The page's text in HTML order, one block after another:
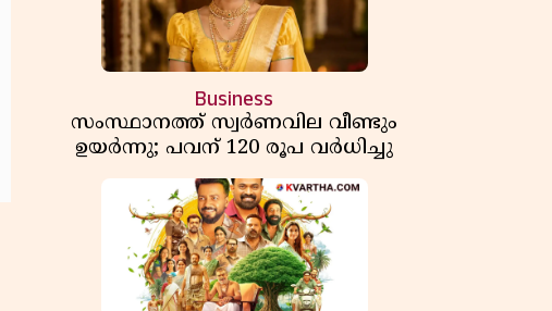
Business
സംസ്ഥാനത്ത് സ്വര്‍ണവില വീണ്ടും
ഉയർന്നു; പവന് 120 രൂപ വര്‍ധിച്ചു